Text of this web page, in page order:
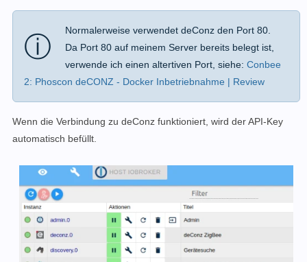
ⓘ
Normalerweise verwendet deConz den Port 80.
Da Port 80 auf meinem Server bereits belegt ist,
verwende ich einen altertiven Port, siehe: Conbee
2: Phoscon deCONZ - Docker Inbetriebnahme | Review
Wenn die Verbindung zu deConz funktioniert, wird der API-Key
automatisch befüllt.